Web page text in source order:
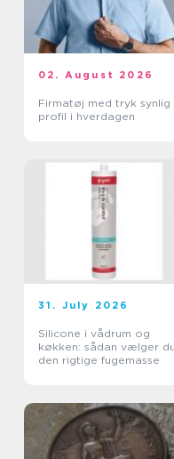
02. August 2026
Firmatøj med tryk synlig
profil i hverdagen
31. July 2026
Silicone i vådrum og
køkken: sådan vælger du
den rigtige fugemasse